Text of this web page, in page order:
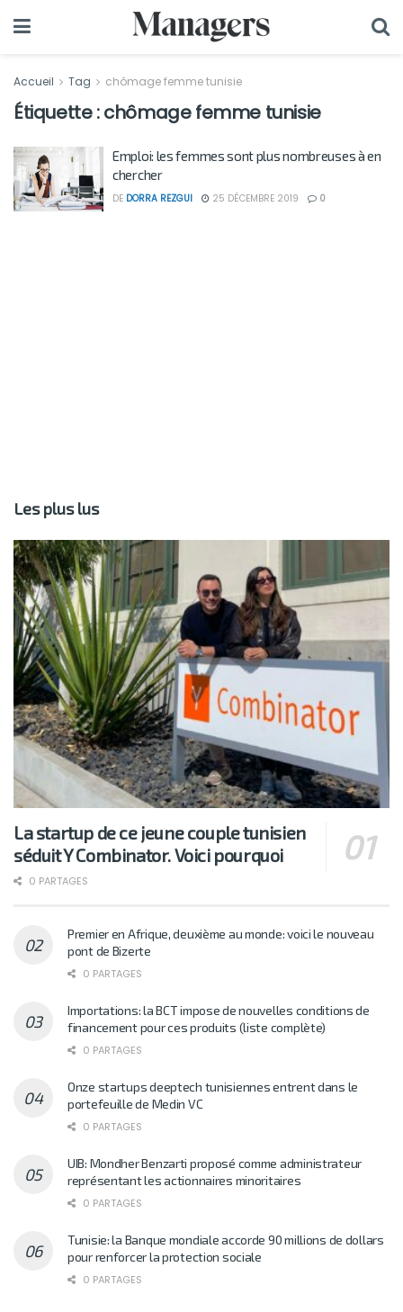
Accueil Tag chômage femme tunisie
Étiquette :chômage femme tunisie
Emploi: les femmes sont plus nombreuses à en
chercher
DE DORRA REZGUI 25 DÉCEMBRE 2019 0
Les plus lus
La startup de ce jeune couple tunisien
séduit Y Combinator. Voici pourquoi
0 PARTAGES
Premier en Afrique, deuxième au monde: voici le nouveau
pont de Bizerte
0 PARTAGES
Importations: la BCT impose de nouvelles conditions de
financement pour ces produits (liste complète)
0 PARTAGES
Onze startups deeptech tunisiennes entrent dans le
portefeuille de Medin VC
0 PARTAGES
UIB: Mondher Benzarti proposé comme administrateur
représentant les actionnaires minoritaires
0 PARTAGES
Tunisie: la Banque mondiale accorde 90 millions de dollars
pour renforcer la protection sociale
0 PARTAGES